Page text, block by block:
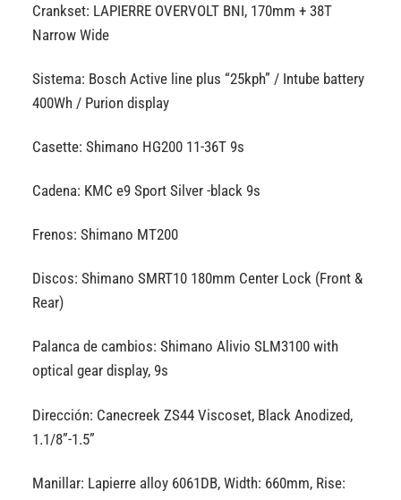
Crankset: LAPIERRE OVERVOLT BNI, 170mm + 38T
Narrow Wide
Sistema: Bosch Active line plus “25kph” / Intube battery
400Wh / Purion display
Casette: Shimano HG200 11-36T 9s
Cadena: KMC e9 Sport Silver -black 9s
Frenos: Shimano MT200
Discos: Shimano SMRT10 180mm Center Lock (Front &
Rear)
Palanca de cambios: Shimano Alivio SLM3100 with
optical gear display, 9s
Dirección: Canecreek ZS44 Viscoset, Black Anodized,
1.1/8”-1.5”
Manillar: Lapierre alloy 6061DB, Width: 660mm, Rise: